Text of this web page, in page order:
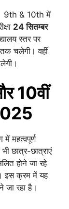
9th & 10th में
24 सितम्बर
स्तर पर
चलेगी। वहीं
10वीं
में महत्वपूर्ण
छात्र-छात्राएं
होने जा रहे
इस क्रम में यह
जा रहा है।